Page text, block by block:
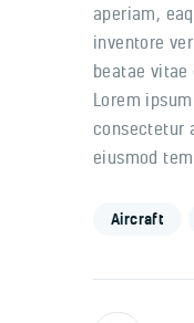
aperiam,
inventore
beatae vitae
Lorem
consectetur
eiusmod
Aircraft